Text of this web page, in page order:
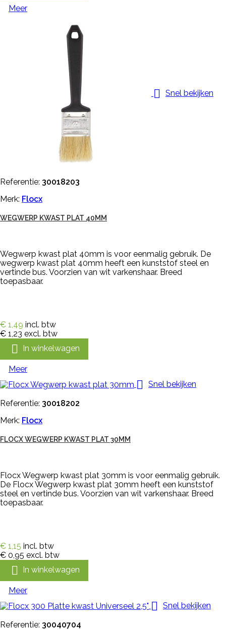
Meer
 Snel bekijken
Referentie: 30018203
Merk: Flocx
WEGWERP KWAST PLAT 40MM
Wegwerp kwast plat 40mm is voor eenmalig gebruik. De
wegwerp kwast plat 40mm heeft een kunststof steel en
vertinde bus. Voorzien van wit varkenshaar. Breed
toepasbaar.
€ 1,49 incl. btw
€ 1,23 excl. btw
 In winkelwagen
Meer
 Snel bekijken
Referentie: 30018202
Merk: Flocx
FLOCX WEGWERP KWAST PLAT 30MM
Flocx Wegwerp kwast plat 30mm is voor eenmalig gebruik.
De Flocx Wegwerp kwast plat 30mm heeft een kunststof
steel en vertinde bus. Voorzien van wit varkenshaar. Breed
toepasbaar.
€ 1,15 incl. btw
€ 0,95 excl. btw
 In winkelwagen
Meer
 Snel bekijken
Referentie: 30040704